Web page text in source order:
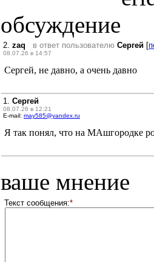
обсуждение
2. zaq в ответ пользователю Сергей [
08.07.26 в 14:57
Сергей, не давно, а очень давно
1. Сергей
08.07.26 в 12:21
E-mail: may585@yandex.ru
Я так понял, что на МАшгородке
ваше мнение
Текст сообщения:*